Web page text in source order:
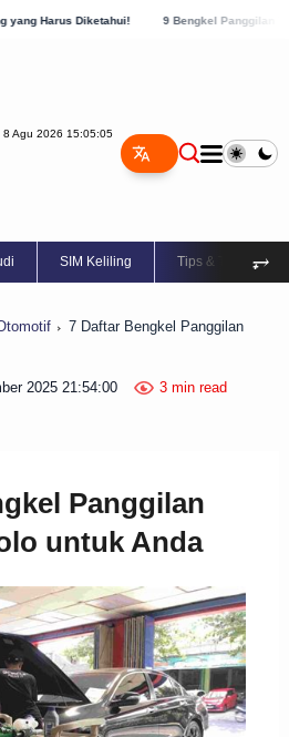
9 Bengkel Panggilan Terbaik di
8 Agu 2026 15:05:06
SIM Keliling Tips & Trik ⥅
7 Daftar Bengkel Panggilan
2025 21:54:00 3 min read
Panggilan
untuk Anda